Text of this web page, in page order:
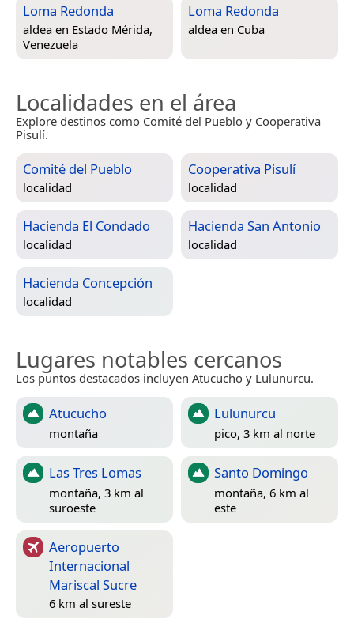
Loma Redonda
aldea en Estado Mérida,
Venezuela
Loma Redonda
aldea en Cuba
Localidades en el área
Explore destinos como Comité del Pueblo y Cooperativa
Pisulí.
Comité del Pueblo
localidad
Cooperativa Pisulí
localidad
Hacienda El Condado
localidad
Hacienda San Antonio
localidad
Hacienda Concepción
localidad
Lugares notables cercanos
Los puntos destacados incluyen Atucucho y Lulunurcu.
Atucucho
montaña
Lulunurcu
pico, 3 km al norte
Las Tres Lomas
montaña, 3 km al
suroeste
Santo Domingo
montaña, 6 km al
este
Aeropuerto
Internacional
Mariscal Sucre
6 km al sureste